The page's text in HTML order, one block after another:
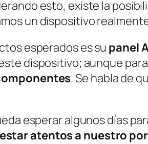
esto, existe la
un dispositivo
esperados es su panel
dispositivo; aunque
. Se habla de
esperar algunos días
atentos a nuestro